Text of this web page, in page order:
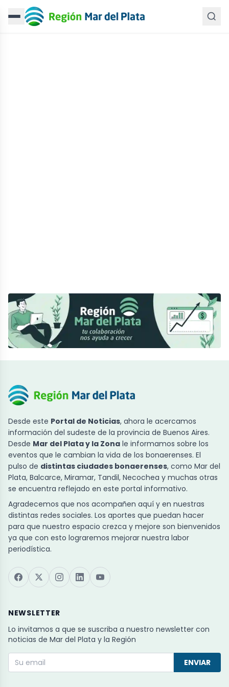
Desde este Portal de Noticias, ahora le acercamos
información del sudeste de la provincia de Buenos Aires.
Desde Mar del Plata y la Zona le informamos sobre los
eventos que le cambian la vida de los bonaerenses. El
pulso de distintas ciudades bonaerenses, como Mar del
Plata, Balcarce, Miramar, Tandil, Necochea y muchas otras
se encuentra reflejado en este portal informativo.
Agradecemos que nos acompañen aquí y en nuestras
distintas redes sociales. Los aportes que puedan hacer
para que nuestro espacio crezca y mejore son bienvenidos
ya que con esto lograremos mejorar nuestra labor
periodística.
NEWSLETTER
Lo invitamos a que se suscriba a nuestro newsletter con
noticias de Mar del Plata y la Región
ENVIAR